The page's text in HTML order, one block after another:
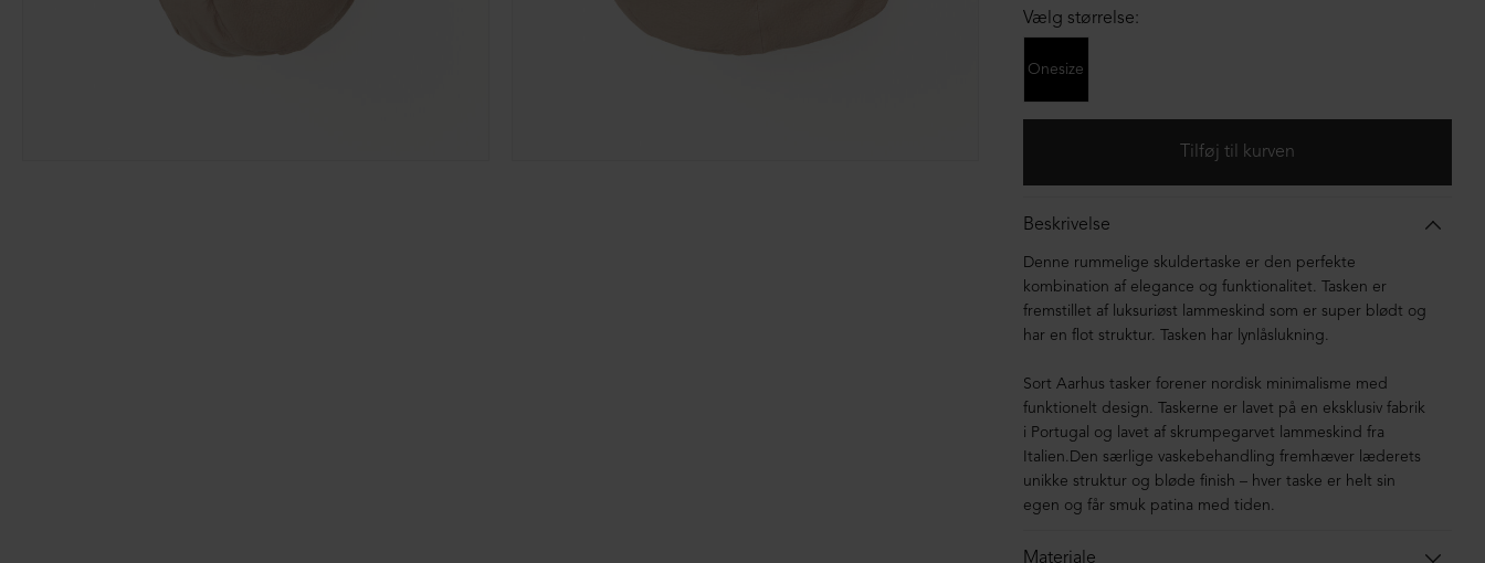
Vælg størrelse:
Onesize
Beskrivelse
Denne rummelige skuldertaske er den perfekte
kombination af elegance og funktionalitet. Tasken er
fremstillet af luksuriøst lammeskind som er super blødt og
har en flot struktur. Tasken har lynlåslukning.
Sort Aarhus tasker forener nordisk minimalisme med
funktionelt design. Taskerne er lavet på en eksklusiv fabrik
i Portugal og lavet af skrumpegarvet lammeskind fra
Italien.Den særlige vaskebehandling fremhæver læderets
unikke struktur og bløde finish – hver taske er helt sin
egen og får smuk patina med tiden.
Materiale